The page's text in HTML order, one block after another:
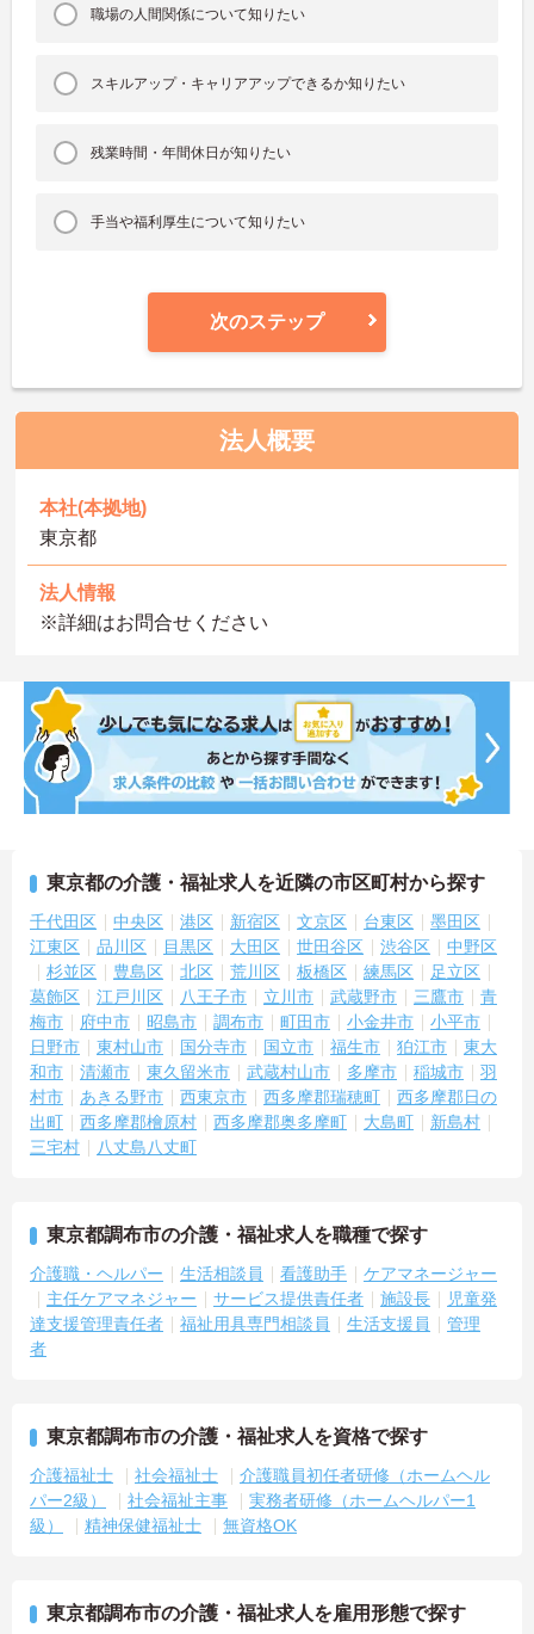
職場の人間関係について知りたい
スキルアップ・キャリアアップできるか知りたい
残業時間・年間休日が知りたい
手当や福利厚生について知りたい
次のステップ
法人概要
本社(本拠地)
東京都
法人情報
※詳細はお問合せください
東京都の介護・福祉求人を近隣の市区町村から探す
千代田区 中央区 港区 新宿区 文京区 台東区
墨田区
江東区
品川区 目黒区 大田区 世田谷区 渋谷区
中野区
杉並区
豊島区 北区 荒川区 板橋区 練馬区
足立区
葛飾区
江戸川区 八王子市 立川市 武蔵野市 三鷹市
青
梅市
府中市 昭島市 調布市 町田市 小金井市
小平市
日野市
東村山市 国分寺市 国立市 福生市 狛江市
東大
和市
清瀬市 東久留米市 武蔵村山市 多摩市 稲城市
羽
村市
あきる野市 西東京市 西多摩郡瑞穂町
西多摩郡日の
出町
西多摩郡檜原村 西多摩郡奥多摩町 大島町
新島村
三宅村
八丈島八丈町
東京都調布市の介護・福祉求人を職種で探す
介護職・ヘルパー 生活相談員 看護助手
ケアマネージャー
主任ケアマネジャー
サービス提供責任者 施設長
児童発
達支援管理責任者
福祉用具専門相談員 生活支援員
管理
者
東京都調布市の介護・福祉求人を資格で探す
介護福祉士 社会福祉士
介護職員初任者研修（ホームヘル
パー2級）
社会福祉主事
実務者研修（ホームヘルパー1
級）
精神保健福祉士 無資格OK
東京都調布市の介護・福祉求人を雇用形態で探す